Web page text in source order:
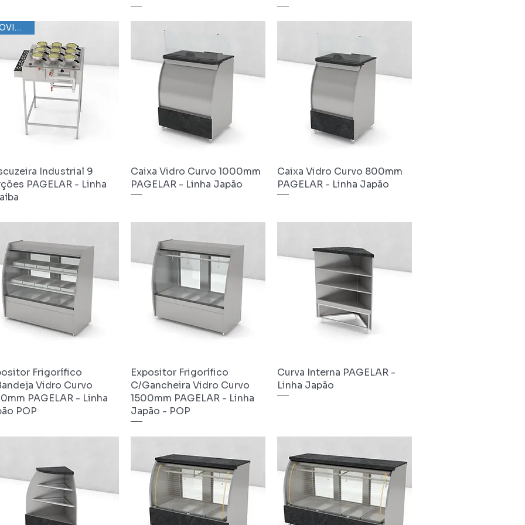
Visualização rápida
NOVIDADE
Industrial 9
PAGELAR - Linha
Visualização rápida
Caixa Vidro Curvo 1000mm
PAGELAR - Linha Japão
Visualização rápida
Caixa Vidro Curvo 800mm
PAGELAR - Linha Japão
Visualização rápida
Frigorífico
Vidro Curvo
PAGELAR - Linha
POP
Visualização rápida
Expositor Frigorífico
C/Gancheira Vidro Curvo
1500mm PAGELAR - Linha
Japão - POP
Visualização rápida
Curva Interna PAGELAR -
Linha Japão